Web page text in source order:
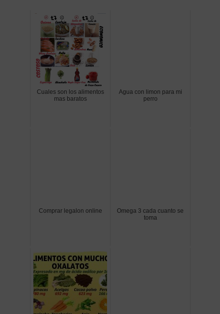
Cuales son los alimentos
mas baratos
Agua con limon para mi
perro
Comprar legalon online
Omega 3 cada cuanto se
toma